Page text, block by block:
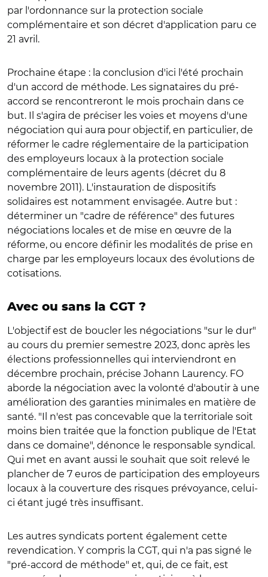
par l'ordonnance sur la protection sociale
complémentaire et son décret d'application paru ce
21 avril.
Prochaine étape : la conclusion d'ici l'été prochain
d'un accord de méthode. Les signataires du pré-
accord se rencontreront le mois prochain dans ce
but. Il s'agira de préciser les voies et moyens d'une
négociation qui aura pour objectif, en particulier, de
réformer le cadre réglementaire de la participation
des employeurs locaux à la protection sociale
complémentaire de leurs agents (décret du 8
novembre 2011). L'instauration de dispositifs
solidaires est notamment envisagée. Autre but :
déterminer un "cadre de référence" des futures
négociations locales et de mise en œuvre de la
réforme, ou encore définir les modalités de prise en
charge par les employeurs locaux des évolutions de
cotisations.
Avec ou sans la CGT ?
L'objectif est de boucler les négociations "sur le dur"
au cours du premier semestre 2023, donc après les
élections professionnelles qui interviendront en
décembre prochain, précise Johann Laurency. FO
aborde la négociation avec la volonté d'aboutir à une
amélioration des garanties minimales en matière de
santé. "Il n'est pas concevable que la territoriale soit
moins bien traitée que la fonction publique de l'Etat
dans ce domaine", dénonce le responsable syndical.
Qui met en avant aussi le souhait que soit relevé le
plancher de 7 euros de participation des employeurs
locaux à la couverture des risques prévoyance, celui-
ci étant jugé très insuffisant.
Les autres syndicats portent également cette
revendication. Y compris la CGT, qui n'a pas signé le
"pré-accord de méthode" et, qui, de ce fait, est